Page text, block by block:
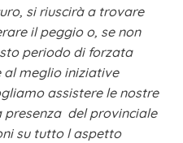
si riuscirà a trovare
il peggio o, se non
periodo di forzata
meglio iniziative
assistere le nostre
presenza del provinciale
su tutto l aspetto